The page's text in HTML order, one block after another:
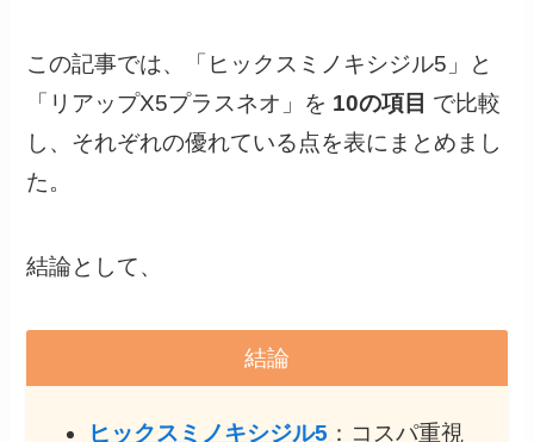
この記事では、「ヒックスミノキシジル5」と
「リアップX5プラスネオ」を 10の項目 で比較
し、それぞれの優れている点を表にまとめまし
た。
結論として、
結論
ヒックスミノキシジル5 ：コスパ重視